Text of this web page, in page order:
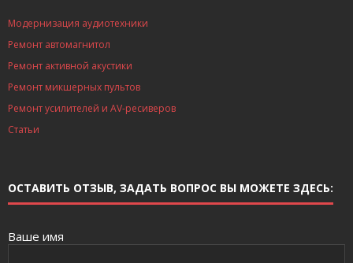
Модернизация аудиотехники
Ремонт автомагнитол
Ремонт активной акустики
Ремонт микшерных пультов
Ремонт усилителей и AV-ресиверов
Статьи
ОСТАВИТЬ ОТЗЫВ, ЗАДАТЬ ВОПРОС ВЫ МОЖЕТЕ ЗДЕСЬ:
Ваше имя